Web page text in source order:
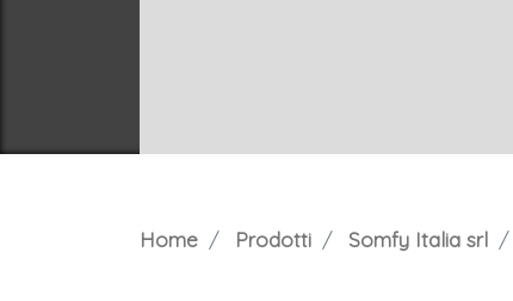
Home Prodotti Somfy Italia srl